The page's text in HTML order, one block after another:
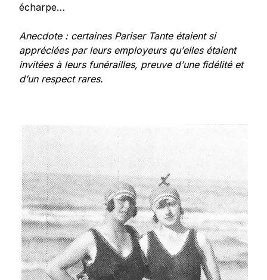
écharpe…
Anecdote : certaines Pariser Tante étaient si
appréciées par leurs employeurs qu’elles étaient
invitées à leurs funérailles, preuve d’une fidélité et
d’un respect rares.